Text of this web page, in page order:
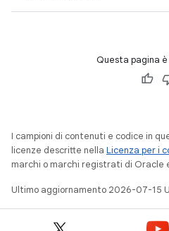
Questa pagina
I campioni di contenuti e codice in
licenze descritte nella Licenza per i
marchi o marchi registrati di Oracle
Ultimo aggiornamento 2026-07-15